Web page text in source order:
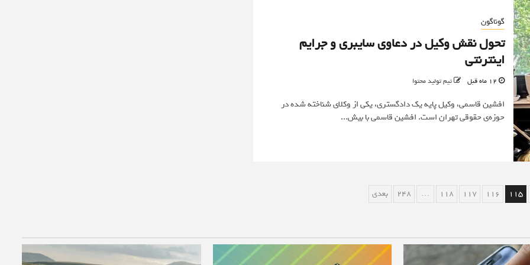
گوناگون
تحول نقش وکیل در دعاوی سایبری و جرایم
اینترنتی
تیم تولید محتوا
افشین قاسمی، وکیل پایه یک دادگستری، یکی از وکلای شناخته ‌شده در
حوزه‌ی حقوقی تهران است. افشین قاسمی با بیش...
115
116
117
118
…
248 بعدی